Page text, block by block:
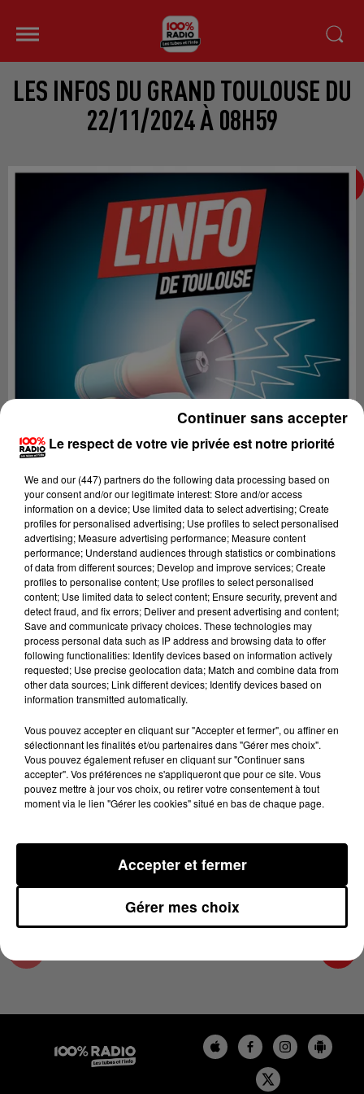
LES INFOS DU GRAND TOULOUSE DU
22/11/2024 À 08H59
Lecture (4 min 19 sec)
100%
100% Radio les infos du grand Toulouse
22 novembre 2024 - 4 min 19 sec
LES INFOS DU GRAND TOULOUSE DU
22/11/2024 À 08H59
Podcasts infos du grand Toulouse
Le respect de votre vie privée est notre priorité
We and our (447) partnersdo the following data processing based on
your consent and/or our legitimate interest: Store and/or access
information on a device; Use limited data to select advertising; Create
profiles for personalised advertising; Use profiles to select personalised
advertising; Measure advertising performance; Measure content
performance; Understand audiences through statistics or combinations
of data from different sources; Develop and improve services; Create
profiles to personalise content; Use profiles to select personalised
content; Use limited data to select content; Ensure security, prevent and
detect fraud, and fix errors; Deliver and present advertising and content;
Save and communicate privacy choices. These technologies may
process personal data such as IP address and browsing data to offer
following functionalities: Identify devices based on information actively
requested; Use precise geolocation data; Match and combine data from
other data sources; Link different devices; Identify devices based on
information transmitted automatically.
Vous pouvez accepter en cliquant sur "Accepter et fermer", ou affiner en
sélectionnant les finalités et/ou partenaires dans "Gérer mes choix".
Vous pouvez également refuser en cliquant sur "Continuer sans
accepter". Vos préférences ne s'appliqueront que pour ce site. Vous
pouvez mettre à jour vos choix, ou retirer votre consentement à tout
moment via le lien "Gérer les cookies" situé en bas de chaque page.
Gérer mes choix
Accepter et fermer
Continuer sans accepter